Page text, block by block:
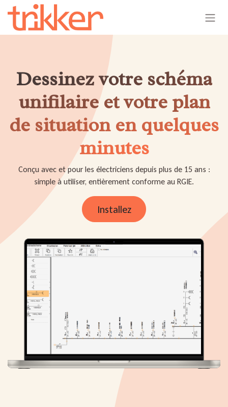
Se rendre au contenu
Dessinez votre schéma
unifilaire et votre plan
de situation en quelques
minutes
Conçu avec et pour les électriciens depuis plus de 15 ans :
simple à utiliser, entièrement conforme au RGIE.
Installez